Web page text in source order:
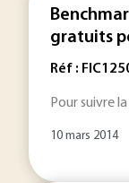
gratuits
Réf :
Pour suivre la
10 mars 2014